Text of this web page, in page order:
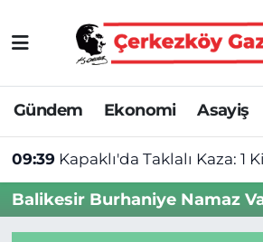
Gündem Ekonomi Asayiş
09:39 Kapaklı'da Taklalı Kaza: 1
Balikesir Burhaniye Namaz
Asayiş
Ekonomi
Gündem
Haber
Tekirdağ Nöbetçi
Tekirdağ Hava Durumu
Tekirdağ Namaz Vakitleri
Tekirdağ Trafik Yoğunluk